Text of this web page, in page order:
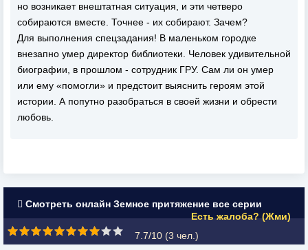
но возникает внештатная ситуация, и эти четверо
собираются вместе. Точнее - их собирают. Зачем?
Для выполнения спецзадания! В маленьком городке
внезапно умер директор библиотеки. Человек удивительной
биографии, в прошлом - сотрудник ГРУ. Сам ли он умер
или ему «помогли» и предстоит выяснить героям этой
истории. А попутно разобраться в своей жизни и обрести
любовь.
Смотреть онлайн Земное притяжение все серии
Есть жалоба? (Жми)
7.7/10 (3 чел.)